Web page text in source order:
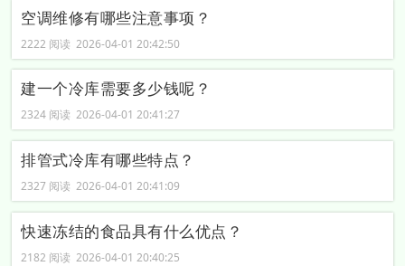
空调维修有哪些注意事项？
2222 阅读 2026-04-01 20:42:50
建一个冷库需要多少钱呢？
2324 阅读 2026-04-01 20:41:27
排管式冷库有哪些特点？
2327 阅读 2026-04-01 20:41:09
快速冻结的食品具有什么优点？
2182 阅读 2026-04-01 20:40:25